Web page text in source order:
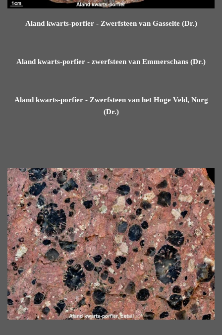
Aland kwarts-porfier - Zwerfsteen van Gasselte (Dr.)
Aland kwarts-porfier - zwerfsteen van Emmerschans (Dr.)
Aland kwarts-porfier - Zwerfsteen van het Hoge Veld, Norg
(Dr.)